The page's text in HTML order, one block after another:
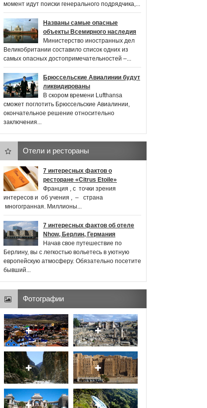
момент идут поиски генерального подрядчика,...
Названы самые опасные
объекты Всемирного наследия
Министерство иностранных дел
Великобритании составило список одних из
самых опасных достопримечательностей –...
Брюссельские Авиалинии будут
ликвидированы
В скором времени Lufthansa
сможет поглотить Брюссельские Авиалинии,
окончательное решение относительно
заключения...
Отели и рестораны
7 интересных фактов о
ресторане «Citrus Etoile»
Франция , с точки зрения
интересов и об учения , ‒ страна
многогранная. Миллионы...
7 интересных фактов об отеле
Nhow, Берлин, Германия
Начав свое путешествие по
Берлину, вы с легкостью вольетесь в уютную
европейскую атмосферу. Обязательно посетите
бывший...
Фотографии